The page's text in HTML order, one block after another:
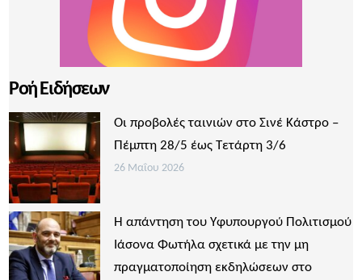
Ροή Ειδήσεων
Οι προβολές ταινιών στο Σινέ Κάστρο –
Πέμπτη 28/5 έως Τετάρτη 3/6
26 Μαΐου 2026
Η απάντηση του Υφυπουργού Πολιτισμού
Ιάσονα Φωτήλα σχετικά με την μη
πραγματοποίηση εκδηλώσεων στο